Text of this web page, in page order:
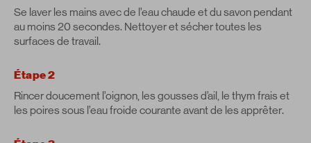
Se laver les mains avec de l’eau chaude et du savon pendant
au moins 20 secondes. Nettoyer et sécher toutes les
surfaces de travail.
Étape 2
Rincer doucement l’oignon, les gousses d’ail, le thym frais et
les poires sous l’eau froide courante avant de les apprêter.